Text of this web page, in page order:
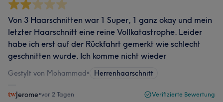
Von 3 Haarschnitten war 1 Super, 1 ganz okay und mein
letzter Haarschnitt eine reine Vollkatastrophe. Leider
habe ich erst auf der Rückfahrt gemerkt wie schlecht
geschnitten wurde. Ich komme nicht wieder
Gestylt von Mohammad• Herrenhaarschnitt
Jerome•vor 2 Tagen Verifizierte Bewertung